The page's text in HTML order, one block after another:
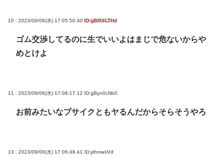
10 : 2023/09/06(水) 17:05:50.40 ID:gBfX6LTHd
ゴム交渉してるのに生でいいよはまじで危ないからや
めとけよ
11 : 2023/09/06(水) 17:06:17.12 ID:gByn0cNb0
お前みたいなブサイクともヤるんだからそらそうやろ
13 : 2023/09/06(水) 17:06:48.41 ID:jdhmaIiVd